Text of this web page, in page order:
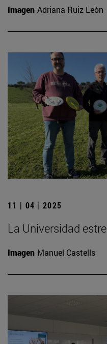
Imagen Adriana Ruiz León
11 | 04 | 2025
La Universidad
Imagen Manuel Castells